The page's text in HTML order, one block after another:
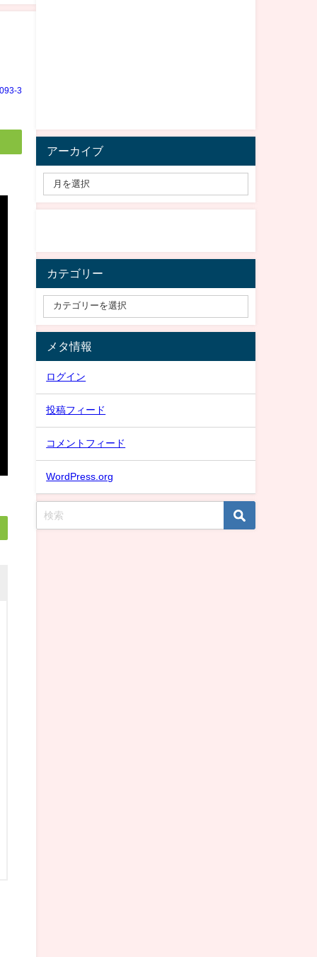
3
アーカイブ
カテゴリー
メタ情報
ログイン
投稿フィード
コメントフィード
WordPress.org